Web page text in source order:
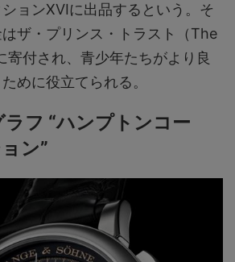
ョンXVIに出品するという。そ
ザ・プリンス・トラスト（The
付され、青少年たちがより良
めに役立てられる。
フ “ハンプトンコー
ン”